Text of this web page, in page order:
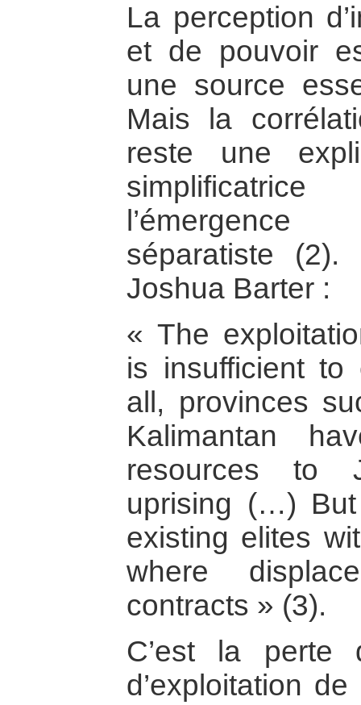
La perception
et de pouvoir
une source
Mais la
reste une
simplificatrice
séparatiste (2).
Joshua Barter :
« The
is insufficient to
all, provinces
Kalimantan
resources to
uprising (…)
existing elites
where
contracts » (3).
C’est la perte
d’exploitation